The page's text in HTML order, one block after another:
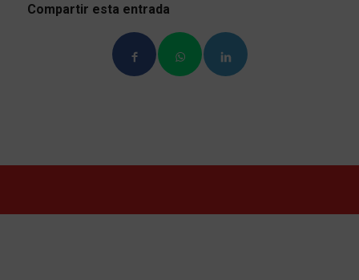
Compartir esta entrada